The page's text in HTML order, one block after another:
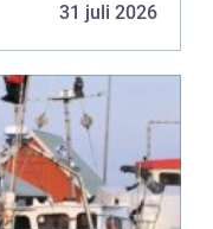
31 juli 2026